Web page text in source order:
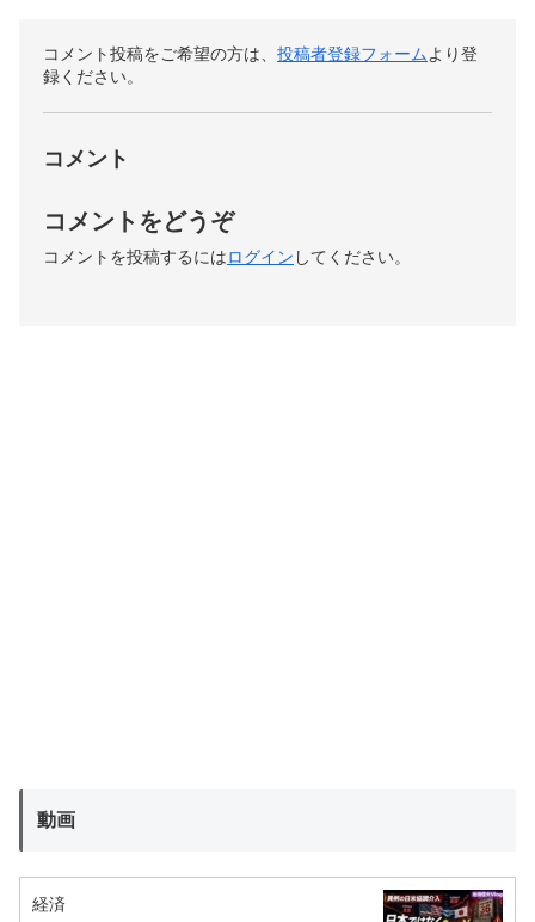
コメント投稿をご希望の方は、 投稿者登録フォーム より登
録ください。
コメント
コメントをどうぞ
コメントを投稿するにはログイン してください。
動画
経済